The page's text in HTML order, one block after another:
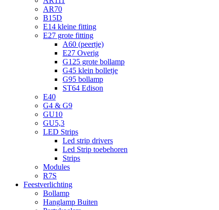
AR70
B15D
E14 kleine fitting
E27 grote fitting
A60 (peertje)
E27 Overig
G125 grote bollamp
G45 klein bolletje
G95 bollamp
ST64 Edison
E40
G4 & G9
GU10
GU5,3
LED Strips
Led strip drivers
Led Strip toebehoren
Strips
Modules
R7S
Feestverlichting
Bollamp
Hanglamp Buiten